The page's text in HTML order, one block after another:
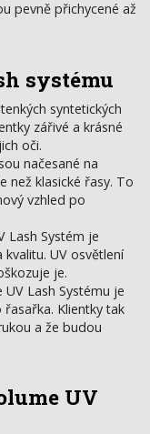
pevně přichycené až
systému
syntetických
zářivé a krásné
oči.
načesané na
než klasické řasy. To
vzhled po
Lash Systém je
UV osvětlení
je.
Lash Systému je
Klientky tak
a že budou
UV